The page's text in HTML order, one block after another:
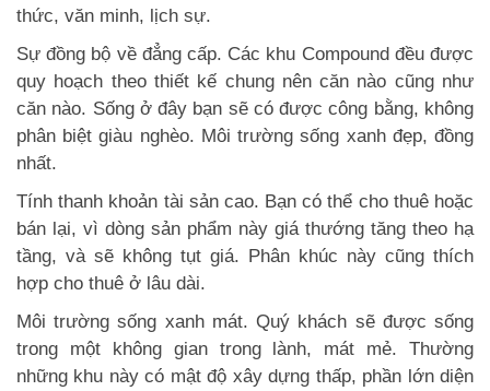
thức, văn minh, lịch sự.
Sự đồng bộ về đẳng cấp. Các khu Compound đều được
quy hoạch theo thiết kế chung nên căn nào cũng như
căn nào. Sống ở đây bạn sẽ có được công bằng, không
phân biệt giàu nghèo. Môi trường sống xanh đẹp, đồng
nhất.
Tính thanh khoản tài sản cao. Bạn có thể cho thuê hoặc
bán lại, vì dòng sản phẩm này giá thướng tăng theo hạ
tầng, và sẽ không tụt giá. Phân khúc này cũng thích
hợp cho thuê ở lâu dài.
Môi trường sống xanh mát. Quý khách sẽ được sống
trong một không gian trong lành, mát mẻ. Thường
những khu này có mật độ xây dựng thấp, phần lớn diện